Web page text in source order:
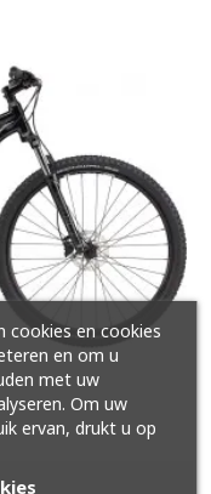
cookies en cookies
en om u
met uw
Om uw
ervan, drukt u op